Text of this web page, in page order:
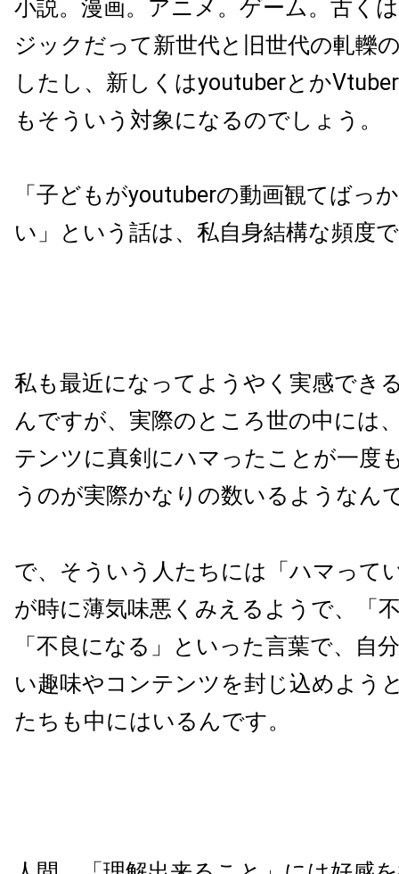
小説。漫画。アニメ。ゲーム。古く
ジックだって新世代と旧世代の軋轢
したし、新しくはyoutuberとか
もそういう対象になるのでしょう。
「子どもがyoutuberの動画観てばっ
い」という話は、私自身結構な頻度
私も最近になってようやく実感でき
んですが、実際のところ世の中には
テンツに真剣にハマったことが一度
うのが実際かなりの数いるようなん
で、そういう人たちには「ハマって
が時に薄気味悪くみえるようで、「
「不良になる」といった言葉で、自
い趣味やコンテンツを封じ込めよう
たちも中にはいるんです。